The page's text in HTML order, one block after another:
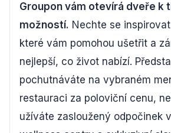
Groupon vám otevírá dveře k
možností. Nechte se
které vám pomohou ušetřit a
nejlepší, co život nabízí.
pochutnáváte na vybraném
restauraci za poloviční cenu,
užíváte zasloužený odpočinek